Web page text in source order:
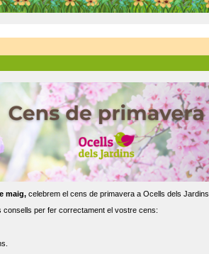
maig,celebrem el cens de primavera a Ocells dels Jardins.
consells per fer correctament el vostre cens: